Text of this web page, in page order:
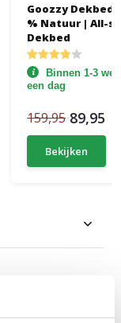
Goozzy Dekbed 100%
% Natuur | All-
Dekbed
Binnen 1-3
een dag
159,95 89,95
Bekijken